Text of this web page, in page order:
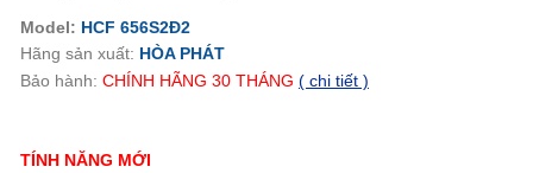
Model: HCF 656S2Đ2
Hãng sản xuất: HÒA PHÁT
Bảo hành: CHÍNH HÃNG 30 THÁNG ( chi tiết )
TÍNH NĂNG MỚI